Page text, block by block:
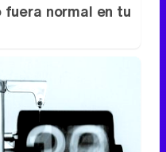
normal en tu